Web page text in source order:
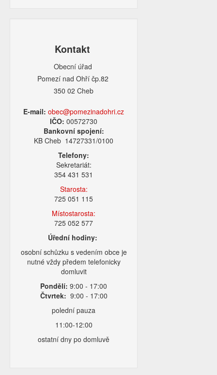
Kontakt
Obecní úřad
Pomezí nad Ohří čp.82
350 02 Cheb
E-mail: obec@pomezinadohri.cz
IČO:00572730
Bankovní spojení:
KB Cheb 14727331/0100
Telefony:
Sekretariát:
354 431 531
Starosta:
725 051 115
Místostarosta:
725 052 577
Úřední hodiny:
osobní schůzku s vedením obce je
nutné vždy předem telefonicky
domluvit
Pondělí: 9:00 - 17:00
Čtvrtek: 9:00 - 17:00
polední pauza
11:00-12:00
ostatní dny po domluvě